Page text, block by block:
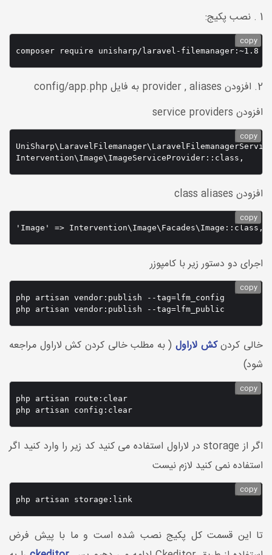
1 . نصب پکیج:
copy
2. افزودن provider , aliases به فایل config/app.php
افزودن service providers
Intervention\Image\ImageServiceProvider::class,
copy
افزودن class aliases
'Image' => Intervention\Image\Facades\Image::class,
copy
اجرای دو دستور زیر با کامپوزر
php artisan vendor:publish --tag=lfm_config
php artisan vendor:publish --tag=lfm_public
copy
خالی کردنکش لاراول ( به مطلب خالی کردن کش لاراول مراجعه
شود)
php artisan route:clear
php artisan config:clear
copy
اگر از storage در لاراول استفاده می کنید کد زیر را وارد کنید اگر
استفاده نمی کنید لازم نیست
php artisan storage:link
copy
تا این قسمت کل پکیج نصب شده است و ما با پیش فرض